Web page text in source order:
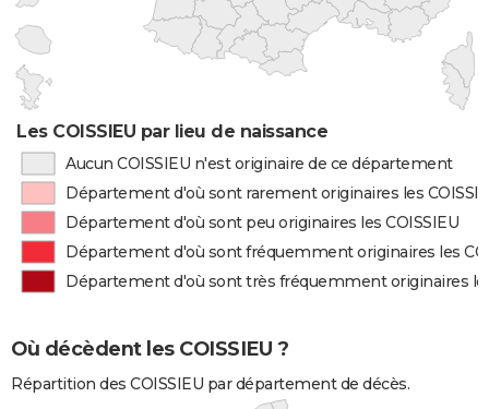
Les COISSIEU par lieu de naissance
Aucun COISSIEU n'est originaire de ce département
Département d'où sont rarement originaires les
Département d'où sont peu originaires les COISSIEU
Département d'où sont fréquemment originaires les
Département d'où sont très fréquemment originaires
Où décèdent les COISSIEU ?
Répartition des COISSIEU par département de décès.